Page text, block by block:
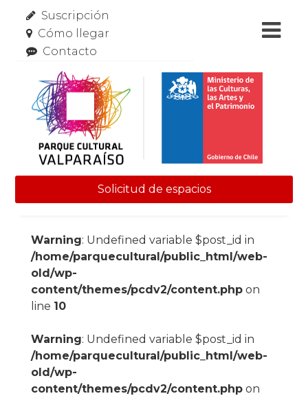
Suscripción
Cómo llegar
Contacto
Solicitud de espacios
Warning: Undefined variable $post_id in
/home/parquecultural/public_html/web-
old/wp-
content/themes/pcdv2/content.phpon
line 10
Warning: Undefined variable $post_id in
/home/parquecultural/public_html/web-
old/wp-
content/themes/pcdv2/content.phpon